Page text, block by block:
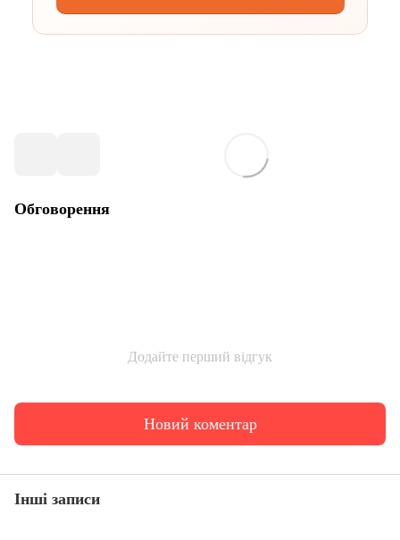
Обговорення
Додайте перший відгук
Новий коментар
Інші записи